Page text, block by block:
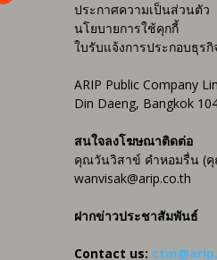
ประกาศความเป็นส่วนตัว
นโยบายการใช้คุกกี้
ใบรับแจ้งการประกอบธุร
ARIP Public Company
Din Daeng, Bangkok
สนใจลงโฆษณาติดต่อ
คุณวันวิสาข์ คำหอมรื่น (คุ
wanvisak@arip.co.th
ฝากข่าวประชาสัมพันธ์
Contact us: